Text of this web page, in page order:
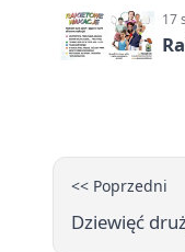
17
<< Poprzedni
Dziewięć